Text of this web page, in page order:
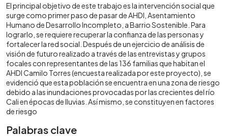
El principal objetivo de este trabajo es la intervención social que
surge como primer paso de pasar de AHDI, Asentamiento
Humano de Desarrollo Incompleto, a Barrio Sostenible. Para
lograrlo, se requiere recuperar la confianza de las personas y
fortalecer la red social. Después de un ejercicio de análisis de
visión de futuro realizado a través de las entrevistas y grupos
focales con representantes de las 136 familias que habitan el
AHDI Camilo Torres (encuesta realizada por este proyecto), se
evidenció que esta población se encuentra en una zona de riesgo
debido a las inundaciones provocadas por las crecientes del río
Cali en épocas de lluvias. Así mismo, se constituyen en factores
de riesgo
Palabras clave